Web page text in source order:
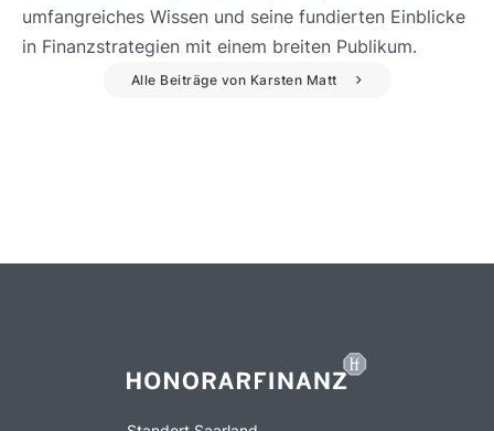
umfangreiches Wissen und seine fundierten Einblicke
in Finanzstrategien mit einem breiten Publikum.
Alle Beiträge von Karsten Matt